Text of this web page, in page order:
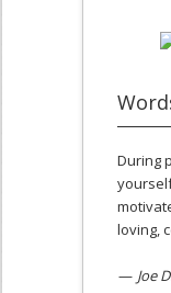
During
loving,
— Joe